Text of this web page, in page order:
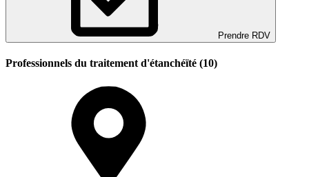
Prendre RDV
Professionnels du traitement d'étanchéïté (10)